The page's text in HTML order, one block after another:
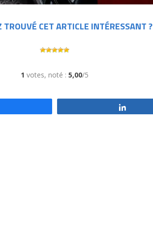
TROUVÉ CET ARTICLE INTÉRESSANT ?
1 votes, noté : 5,00/5